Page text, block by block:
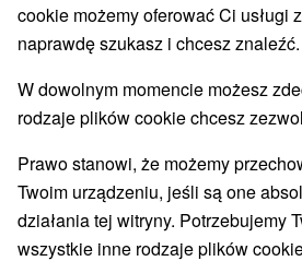
Peter Sorger 04. 04. 2025
Treść artykułu:
cookie możemy oferować Ci usługi
naprawdę szukasz i chcesz znaleźć.
W dowolnym momencie możesz
rodzaje plików cookie chcesz
Prawo stanowi, że możemy
Twoim urządzeniu, jeśli są one
działania tej witryny. Potrzebujemy
wszystkie inne rodzaje plików